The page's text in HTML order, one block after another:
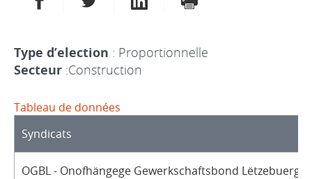
Type d’election : Proportionnelle
Secteur :Construction
Tableau de données
Syndicats
OGBL - Onofhängege Gewerkschaftsbond